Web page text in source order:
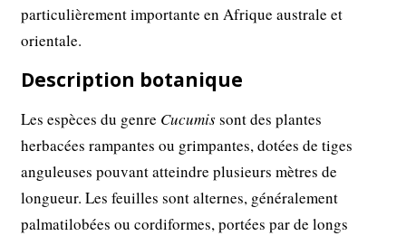
particulièrement importante en Afrique australe et
orientale.
Description botanique
Les espèces du genre Cucumissont des plantes
herbacées rampantes ou grimpantes, dotées de tiges
anguleuses pouvant atteindre plusieurs mètres de
longueur. Les feuilles sont alternes, généralement
palmatilobées ou cordiformes, portées par de longs